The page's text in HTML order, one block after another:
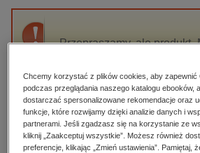
budownictwo, aranżacja wnętrz
darmowe wydania
edukacja
hobby, sport, rozrywka
komputery, internet,
Przepraszamy, ale produkt
High-contrast mode
Polecane
Chcemy korzystać z plików cookies, aby zapewnić
podczas przeglądania naszego katalogu ebooków,
dostarczać spersonalizowane rekomendacje oraz
funkcje, które rozwijamy dzięki analizie danych i
partnerami. Jeśli zgadzasz się na korzystanie ze
kliknij „Zaakceptuj wszystkie”. Możesz również
preferencje, klikając „Zmień ustawienia”. Pamiętaj,